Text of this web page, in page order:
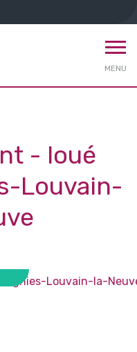
MENU
- loué
Louvain-